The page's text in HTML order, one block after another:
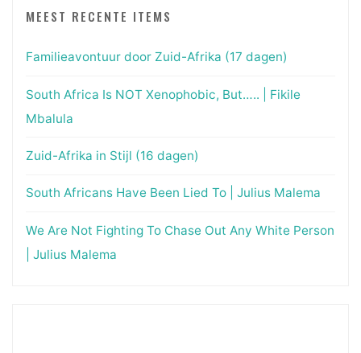
MEEST RECENTE ITEMS
Familieavontuur door Zuid-Afrika (17 dagen)
South Africa Is NOT Xenophobic, But….. | Fikile
Mbalula
Zuid-Afrika in Stijl (16 dagen)
South Africans Have Been Lied To | Julius Malema
We Are Not Fighting To Chase Out Any White Person
| Julius Malema